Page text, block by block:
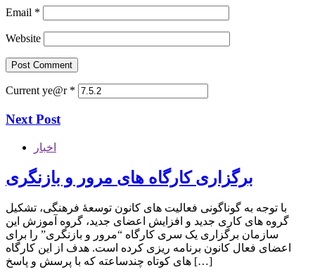
Email *
Website
Current ye@r *
Next Post
اخبار
برگزاری کارگاه های مرور و بازنگری
با توجه به گوناگونی فعالیت های کانون توسعۀ فرهنگی، تشکیل
گروه های کاری جدید و افزایش اعضای جدید، گروه آموزش این
سازمان برگزاری یک سری کارگاه “مرور و بازنگری” را برای
اعضای فعال کانون برنامه ریزی کرده است. هدف از این کارگاه
های کوتاه چندساعته که با پرسش و پاسخ […]